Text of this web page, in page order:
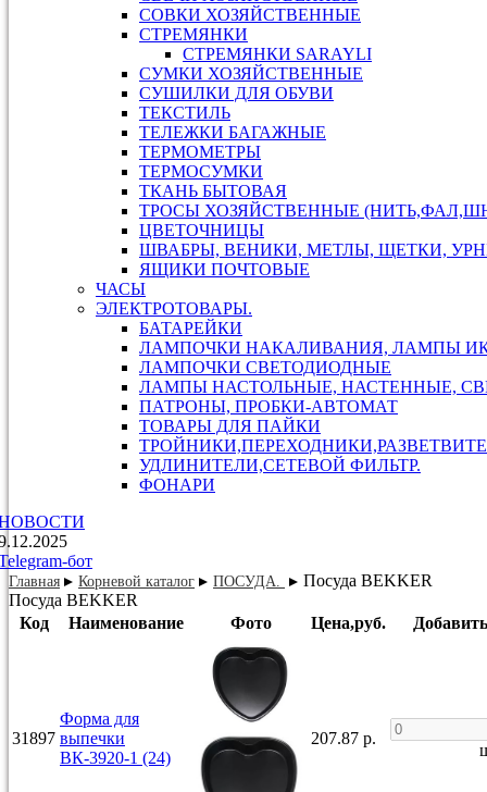
СОВКИ ХОЗЯЙСТВЕННЫЕ
СТРЕМЯНКИ
СТРЕМЯНКИ SARAYLI
СУМКИ ХОЗЯЙСТВЕННЫЕ
СУШИЛКИ ДЛЯ ОБУВИ
ТЕКСТИЛЬ
ТЕЛЕЖКИ БАГАЖНЫЕ
ТЕРМОМЕТРЫ
ТЕРМОСУМКИ
ТКАНЬ БЫТОВАЯ
ТРОСЫ ХОЗЯЙСТВЕННЫЕ
ЦВЕТОЧНИЦЫ
ШВАБРЫ, ВЕНИКИ, МЕТЛЫ, ЩЕТКИ,
ЯЩИКИ ПОЧТОВЫЕ
ЧАСЫ
ЭЛЕКТРОТОВАРЫ.
БАТАРЕЙКИ
ЛАМПОЧКИ НАКАЛИВАНИЯ, ЛАМПЫ
ЛАМПОЧКИ СВЕТОДИОДНЫЕ
ЛАМПЫ НАСТОЛЬНЫЕ, НАСТЕННЫЕ,
ПАТРОНЫ, ПРОБКИ-АВТОМАТ
ТОВАРЫ ДЛЯ ПАЙКИ
УДЛИНИТЕЛИ,СЕТЕВОЙ ФИЛЬТР.
ФОНАРИ
бот
Главная Корневой каталог ПОСУДА.
Посуда ВEKKER
Посуда ВEKKER
Код
Наименование Фото Цена,руб.
31897
Форма для
выпечки
ВК-3920-1 (24)
207.87 р.